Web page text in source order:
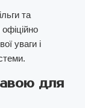
та
уваги і
для